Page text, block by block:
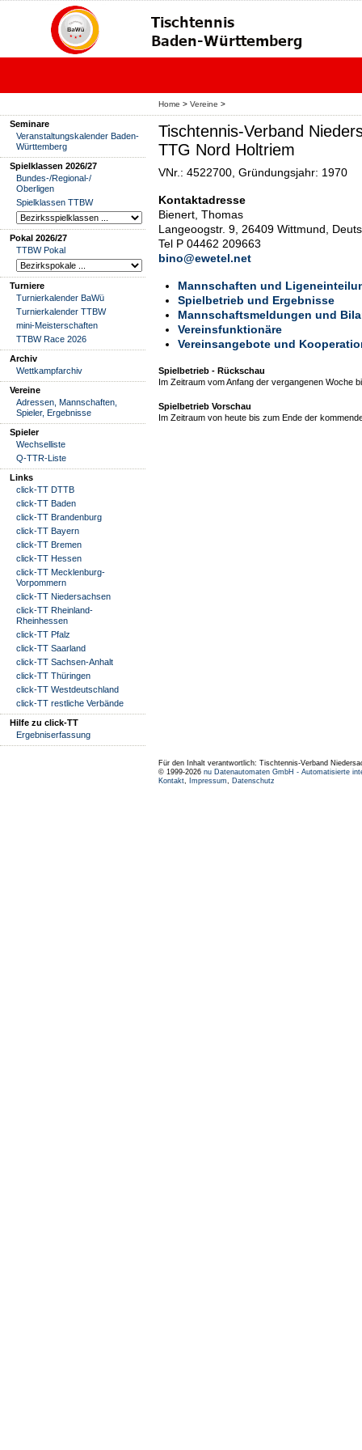
Home > Vereine >
Seminare
Veranstaltungskalender Baden-
Württemberg
Spielklassen 2026/27
Bundes-/Regional-/
Oberligen
Spielklassen TTBW
Pokal 2026/27
TTBW Pokal
Turniere
Turnierkalender BaWü
Turnierkalender TTBW
mini-Meisterschaften
TTBW Race 2026
Archiv
Wettkampfarchiv
Vereine
Adressen, Mannschaften,
Spieler, Ergebnisse
Spieler
Wechselliste
Q-TTR-Liste
Links
click-TT DTTB
click-TT Baden
click-TT Brandenburg
click-TT Bayern
click-TT Bremen
click-TT Hessen
click-TT Mecklenburg-
Vorpommern
click-TT Niedersachsen
click-TT Rheinland-
Rheinhessen
click-TT Pfalz
click-TT Saarland
click-TT Sachsen-Anhalt
click-TT Thüringen
click-TT Westdeutschland
click-TT restliche Verbände
Hilfe zu click-TT
Ergebniserfassung
Tischtennis-Verband
TTG Nord Holtriem
VNr.: 4522700, Gründungsjahr: 1970
Kontaktadresse
Bienert, Thomas
Langeoogstr. 9, 26409 Wittmund,
Tel P 04462 209663
bino@ewetel.net
Mannschaften und
Spielbetrieb und Ergebnisse
Mannschaftsmeldungen und
Vereinsfunktionäre
Vereinsangebote und
Spielbetrieb - Rückschau
Im Zeitraum vom Anfang der vergangenen Woche
Spielbetrieb Vorschau
Im Zeitraum von heute bis zum Ende der
Für den Inhalt verantwortlich: Tischtennis-Verband
© 1999-2026 nu Datenautomaten GmbH - Automatisierte
Kontakt, Impressum, Datenschutz